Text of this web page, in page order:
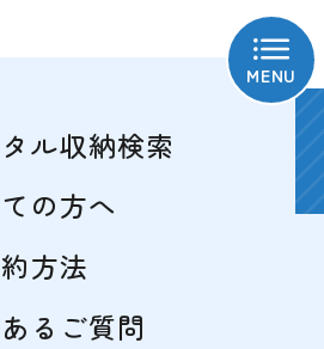
MENU
ル収納検索
の方へ
方法
るご質問
原当麻1号